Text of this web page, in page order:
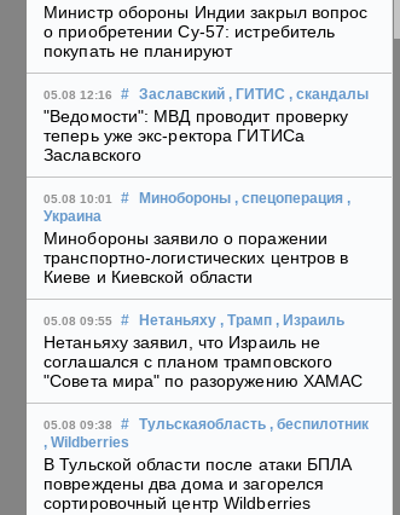
Министр обороны Индии закрыл вопрос
о приобретении Су-57: истребитель
покупать не планируют
05.08 12:16 # Заславский , ГИТИС , скандалы
"Ведомости": МВД проводит проверку
теперь уже экс-ректора ГИТИСа
Заславского
05.08 10:01 # Минобороны , спецоперация ,
Украина
Минобороны заявило о поражении
транспортно-логистических центров в
Киеве и Киевской области
05.08 09:55 # Нетаньяху , Трамп , Израиль
Нетаньяху заявил, что Израиль не
соглашался с планом трамповского
"Совета мира" по разоружению ХАМАС
05.08 09:38 # Тульскаяобласть , беспилотник
, Wildberries
В Тульской области после атаки БПЛА
повреждены два дома и загорелся
сортировочный центр Wildberries